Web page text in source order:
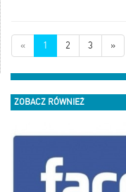
« 1 2 3 »
ZOBACZ RÓWNIEŻ